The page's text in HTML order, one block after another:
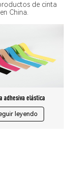
de cinta
China.
adhesiva elástica
leyendo